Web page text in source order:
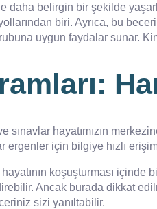
daha belirgin bir şekilde
biri. Ayrıca, bu
uygun faydalar sunar.
hayatımızın
için bilgiye hızlı
koşuşturması
Ancak burada dikkat
sizi yanıltabilir.